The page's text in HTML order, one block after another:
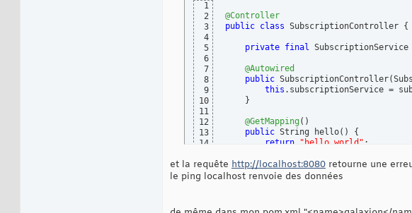
1
2
3
4
5
6
7
8
9
10
11
12
13
14
@Controller
public class SubscriptionController {
private final
@Autowired
public SubscriptionController(
this .subscriptionService =
}
@GetMapping ( )
public String hello( )
{
return
"hello world" ;
et la requête http://localhost:8080 retourne une
le ping localhost renvoie des données